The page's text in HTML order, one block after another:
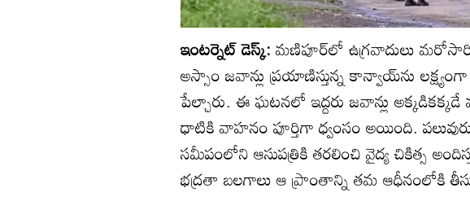
ఇంటర్నెట్ డెస్క్:మణిపూర్‌లో ఉగ్రవాదులు
అస్సాం జవాన్లు ప్రయాణిస్తున్న కాన్వాయ్‌ను
పేల్చారు. ఈ ఘటనలో ఇద్దరు జవాన్లు
ధాటికి వాహనం పూర్తిగా ధ్వంసం అయింది.
సమీపంలోని ఆసుపత్రికి తరలించి వైద్య చికిత్స
భద్రతా బలగాలు ఆ ప్రాంతాన్ని తమ ఆధీనంలోకి